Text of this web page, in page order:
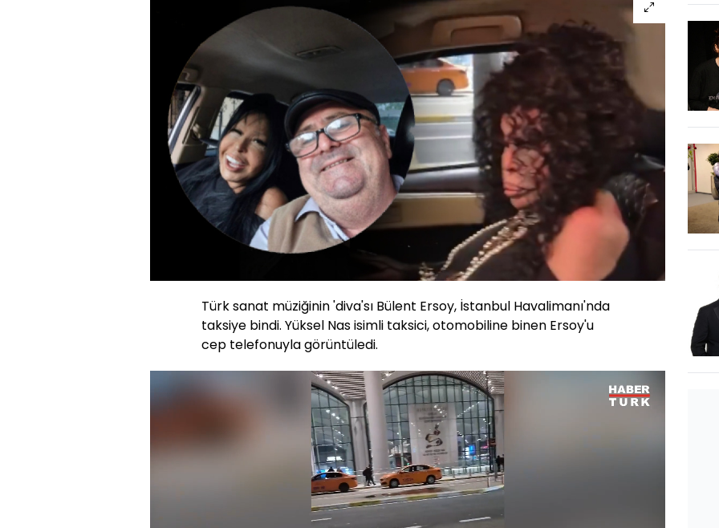
Türk sanat müziğinin 'diva'sı Bülent Ersoy, İstanbul Havalimanı'nda
taksiye bindi. Yüksel Nas isimli taksici, otomobiline binen Ersoy'u
cep telefonuyla görüntüledi.